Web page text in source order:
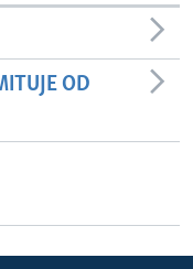
OD